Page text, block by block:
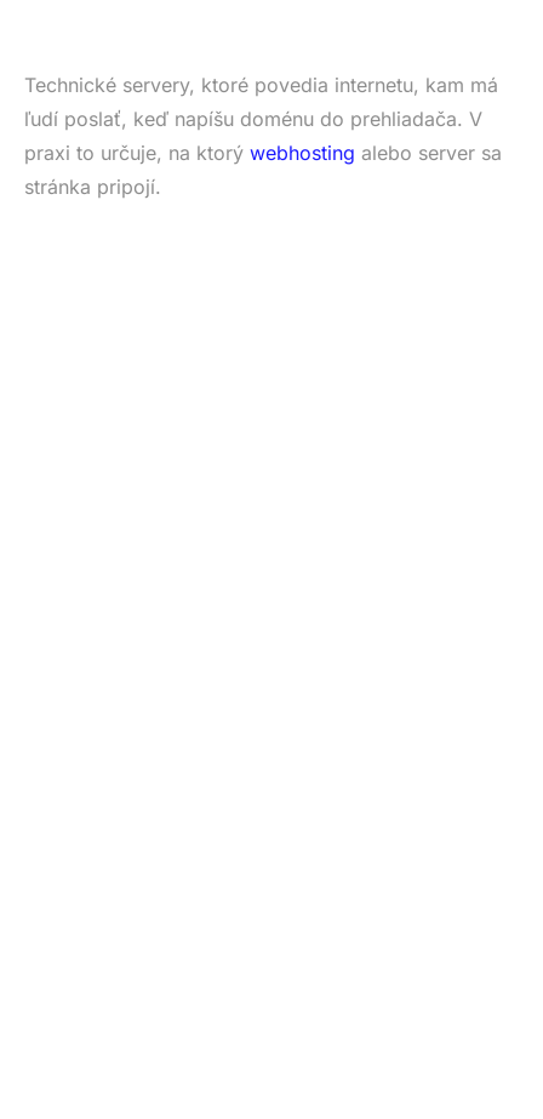
Technické servery, ktoré povedia internetu, kam má
ľudí poslať, keď napíšu doménu do prehliadača. V
praxi to určuje, na ktorý webhosting alebo server sa
stránka pripojí.